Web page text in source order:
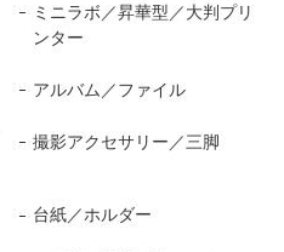
ミニラボ／昇華型／大判プリ
ンター
アルバム／ファイル
撮影アクセサリー／三脚
台紙／ホルダー